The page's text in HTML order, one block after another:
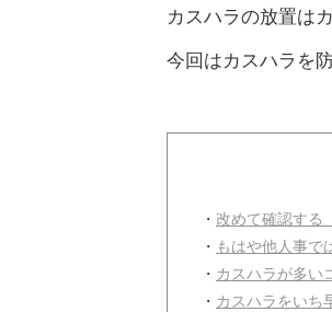
カスハラの放置は
今回はカスハラを
・ 改めて確認する
・ もはや他人事で
・ カスハラが多い
・ カスハラをいち